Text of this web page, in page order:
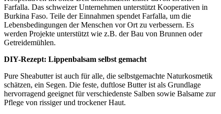
Farfalla. Das schweizer Unternehmen unterstützt Kooperativen in
Burkina Faso. Teile der Einnahmen spendet Farfalla, um die
Lebensbedingungen der Menschen vor Ort zu verbessern. Es
werden Projekte unterstützt wie z.B. der Bau von Brunnen oder
Getreidemühlen.
DIY-Rezept: Lippenbalsam selbst gemacht
Pure Sheabutter ist auch für alle, die selbstgemachte Naturkosmetik
schätzen, ein Segen. Die feste, duftlose Butter ist als Grundlage
hervorragend geeignet für verschiedenste Salben sowie Balsame zur
Pflege von rissiger und trockener Haut.